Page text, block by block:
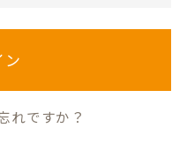
ン
れですか？